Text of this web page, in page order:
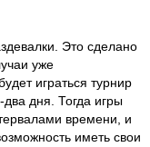
Это сделано
уже
играться турнир
дня. Тогда игры
времени, и
иметь свои